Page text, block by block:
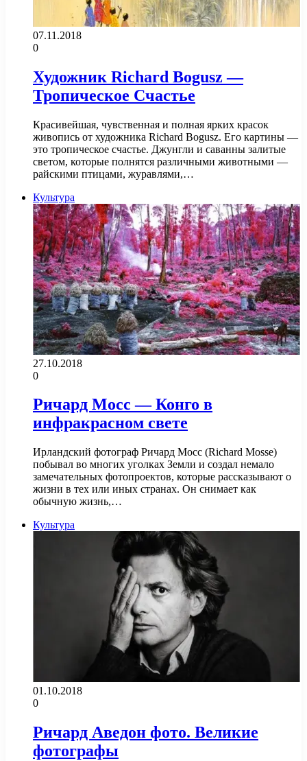
07.11.2018
0
Художник Richard Bogusz —
Тропическое Счастье
Красивейшая, чувственная и полная ярких красок
живопись от художника Richard Bogusz. Его картины —
это тропическое счастье. Джунгли и саванны залитые
светом, которые полнятся различными животными —
райскими птицами, журавлями,…
Культура
27.10.2018
0
Ричард Мосс — Конго в
инфракрасном свете
Ирландский фотограф Ричард Мосс (Richard Mosse)
побывал во многих уголках Земли и создал немало
замечательных фотопроектов, которые рассказывают о
жизни в тех или иных странах. Он снимает как
обычную жизнь,…
Культура
01.10.2018
0
Ричард Аведон фото. Великие
фотографы